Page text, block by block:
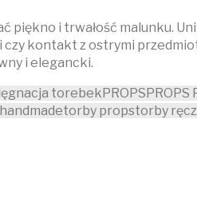
piękno i trwałość malunku.
kontakt z ostrymi
i elegancki.
torebekPROPSPROPS
torby propstorby